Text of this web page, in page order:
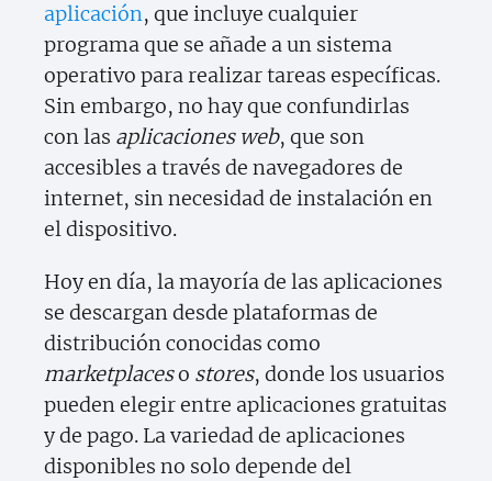
aplicación, que incluye cualquier
programa que se añade a un sistema
operativo para realizar tareas específicas.
Sin embargo, no hay que confundirlas
con las aplicaciones web, que son
accesibles a través de navegadores de
internet, sin necesidad de instalación en
el dispositivo.
Hoy en día, la mayoría de las aplicaciones
se descargan desde plataformas de
distribución conocidas como
marketplaceso stores, donde los usuarios
pueden elegir entre aplicaciones gratuitas
y de pago. La variedad de aplicaciones
disponibles no solo depende del